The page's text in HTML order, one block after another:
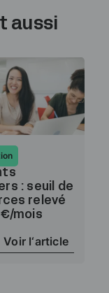
aussi
: seuil de
relevé
€/mois
Voir l‘article